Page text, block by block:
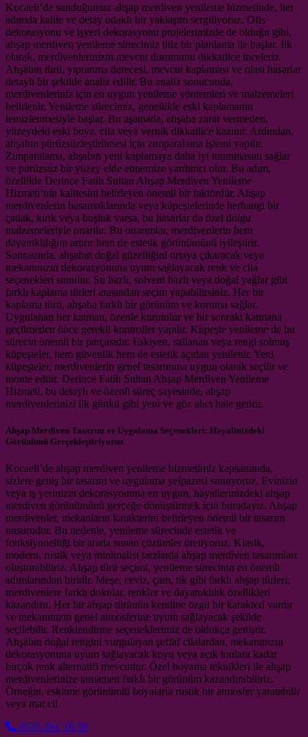
Kocaeli’de sunduğumuz ahşap merdiven yenileme hizmetinde, her
adımda kalite ve detay odaklı bir yaklaşım sergiliyoruz. Ofis
dekorasyonu ve işyeri dekorasyonu projelerimizde de olduğu gibi,
ahşap merdiven yenileme sürecimiz titiz bir planlama ile başlar. İlk
olarak, merdivenlerinizin mevcut durumunu dikkatlice inceleriz.
Ahşabın türü, yıpranma derecesi, mevcut kaplaması ve olası hasarlar
detaylı bir şekilde analiz edilir. Bu analiz sonucunda,
merdivenleriniz için en uygun yenileme yöntemleri ve malzemeleri
belirlenir. Yenileme sürecimiz, genellikle eski kaplamanın
temizlenmesiyle başlar. Bu aşamada, ahşaba zarar vermeden,
yüzeydeki eski boya, cila veya vernik dikkatlice kazınır. Ardından,
ahşabın pürüzsüzleştirilmesi için zımparalama işlemi yapılır.
Zımparalama, ahşabın yeni kaplamaya daha iyi tutunmasını sağlar
ve pürüzsüz bir yüzey elde etmemize yardımcı olur. Bu adım,
özellikle Derince Fatih Sultan Ahşap Merdiven Yenileme
Hizmeti’nin kalitesini belirleyen önemli bir faktördür. Ahşap
merdivenlerin basamaklarında veya küpeştelerinde herhangi bir
çatlak, kırık veya boşluk varsa, bu hasarlar da özel dolgu
malzemeleriyle onarılır. Bu onarımlar, merdivenlerin hem
dayanıklılığını artırır hem de estetik görünümünü iyileştirir.
Sonrasında, ahşabın doğal güzelliğini ortaya çıkaracak veya
mekanınızın dekorasyonuna uyum sağlayacak renk ve cila
seçenekleri sunulur. Su bazlı, solvent bazlı veya doğal yağlar gibi
farklı kaplama türleri arasından seçim yapabilirsiniz. Her bir
kaplama türü, ahşaba farklı bir görünüm ve koruma sağlar.
Uygulanan her katman, özenle kurutulur ve bir sonraki katmana
geçilmeden önce gerekli kontroller yapılır. Küpeşte yenileme de bu
sürecin önemli bir parçasıdır. Eskiyen, sallanan veya rengi solmuş
küpeşteler, hem güvenlik hem de estetik açıdan yenilenir. Yeni
küpeşteler, merdivenlerin genel tasarımına uygun olarak seçilir ve
monte edilir. Derince Fatih Sultan Ahşap Merdiven Yenileme
Hizmeti, bu detaylı ve özenli süreç sayesinde, ahşap
merdivenlerinizi ilk günkü gibi yeni ve göz alıcı hale getirir.
Ahşap Merdiven Tasarım ve Uygulama Seçenekleri: Hayalinizdeki
Görünümü Gerçekleştiriyoruz
Kocaeli’de ahşap merdiven yenileme hizmetimiz kapsamında,
sizlere geniş bir tasarım ve uygulama yelpazesi sunuyoruz. Evinizin
veya iş yerinizin dekorasyonuna en uygun, hayallerinizdeki ahşap
merdiven görünümünü gerçeğe dönüştürmek için buradayız. Ahşap
merdivenler, mekanların karakterini belirleyen önemli bir tasarım
unsurudur. Bu nedenle, yenileme sürecinde estetik ve
fonksiyonelliği bir arada sunan çözümler üretiyoruz. Klasik,
modern, rustik veya minimalist tarzlarda ahşap merdiven tasarımları
oluşturabiliriz. Ahşap türü seçimi, yenileme sürecinin en önemli
adımlarından biridir. Meşe, ceviz, çam, tik gibi farklı ahşap türleri,
merdivenlere farklı dokular, renkler ve dayanıklılık özellikleri
kazandırır. Her bir ahşap türünün kendine özgü bir karakteri vardır
ve mekanınızın genel atmosferine uyum sağlayacak şekilde
seçilebilir. Renklendirme seçeneklerimiz de oldukça geniştir.
Ahşabın doğal rengini vurgulayan şeffaf cilalardan, mekanınızın
dekorasyonuna uyum sağlayacak koyu veya açık tonlara kadar
birçok renk alternatifi mevcuttur. Özel boyama teknikleri ile ahşap
merdivenlerinize tamamen farklı bir görünüm kazandırabiliriz.
Örneğin, eskitme görünümlü boyalarla rustik bir atmosfer yaratabilir
veya mat cil
0533 261 19 39